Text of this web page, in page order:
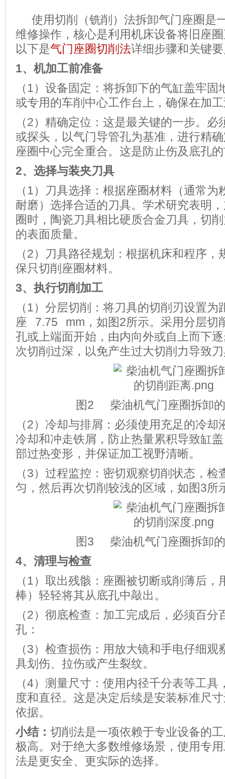
使用切削（铣削）法拆卸气门座圈是
维修操作，核心是利用机床设备将旧座
以下是气门座圈切削法详细步骤和关键
1、 机加工前准备
（1）设备固定：将拆卸下的气缸盖牢
或专用的车削中心工作台上，确保在加
（2）精确定位：这是最关键的一步。
或探头，以气门导管孔为基准，进行精
座圈中心完全重合。这是防止伤及底孔
2、 选择与装夹刀具
（1）刀具选择：根据座圈材料（通常
耐磨）选择合适的刀具。学术研究表明
圈时，陶瓷刀具相比硬质合金刀具，切
的表面质量。
（2）刀具路径规划：根据机床和程序
保只切削座圈材料。
3、 执行切削加工
（1）分层切削：将刀具的切削刃设置
座 7.75 mm，如图2所示。采用分层切
孔或上端面开始，由内向外或自上而下
次切削过深，以免产生过大切削力导致
图2 柴油机气门座圈拆卸
（2）冷却与排屑：必须使用充足的冷
冷却和冲走铁屑，防止热量累积导致缸
部过热变形，并保证加工视野清晰。
（3）过程监控：密切观察切削状态，检
匀，然后再次切削较浅的区域，如图3所
图3 柴油机气门座圈拆卸
4、 清理与检查
（1）取出残骸：座圈被切断或削薄后
棒）轻轻将其从底孔中敲出。
（2）彻底检查：加工完成后，必须百分
孔：
（3）检查损伤：用放大镜和手电仔细
具划伤、拉伤或产生裂纹。
（4）测量尺寸：使用内径千分表等工
度和直径。这是决定后续是安装标准尺
依据。
小结： 切削法是一项依赖于专业设备的
极高。对于绝大多数维修场景，使用专
法是更安全、更实际的选择。